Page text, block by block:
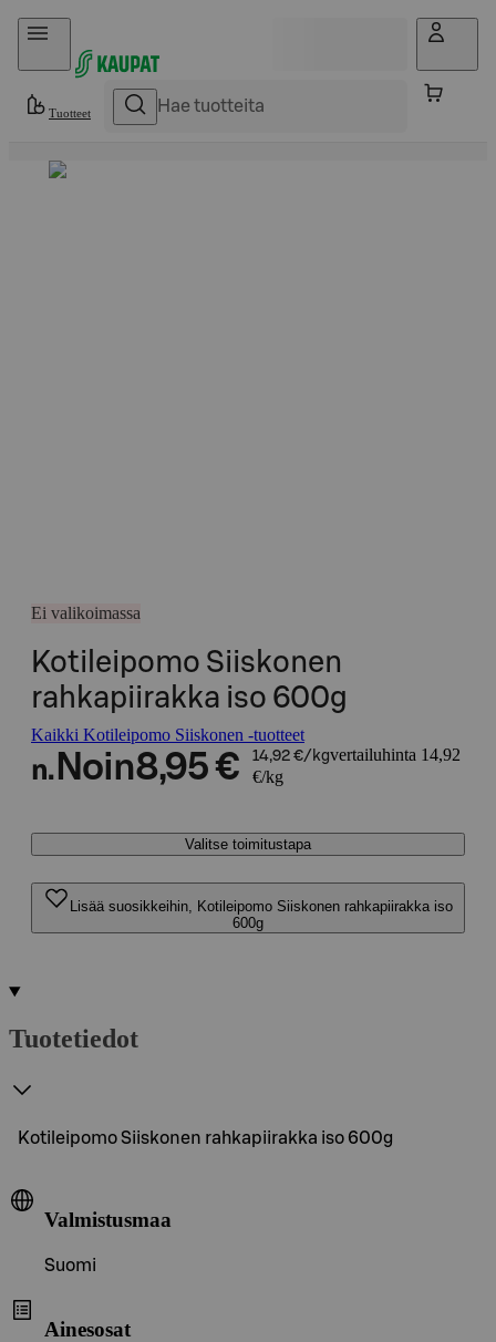
Hyppää sisältöön
Tuotteet
Ei valikoimassa
Kotileipomo Siiskonen
rahkapiirakka iso 600g
Kaikki Kotileipomo Siiskonen -tuotteet
n. Noin8,95 € 14,92 €/kgvertailuhinta 14,92
€/kg
Valitse toimitustapa
Lisää suosikkeihin, Kotileipomo Siiskonen rahkapiirakka iso
600g
Tuotetiedot
Kotileipomo Siiskonen rahkapiirakka iso 600g
Valmistusmaa
Suomi
Ainesosat